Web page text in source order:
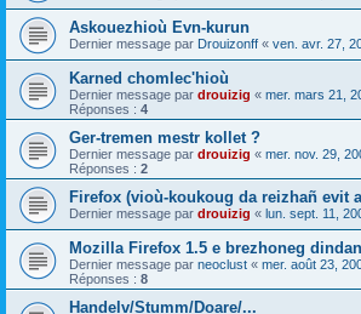
Askouezhioù Evn-kurun
Dernier message par Drouizonff « ven. avr. 27,
Karned chomlec'hioù
Dernier message par drouizig « mer. mars 21,
Réponses : 4
Ger-tremen mestr kollet ?
Dernier message par drouizig « mer. nov. 29,
Réponses : 2
Firefox (vioù-koukoug da reizhañ evit
Dernier message par drouizig « lun. sept. 11,
Mozilla Firefox 1.5 e brezhoneg
Dernier message par neoclust « mer. août 23,
Réponses : 8
Handelv/Stumm/Doare/...